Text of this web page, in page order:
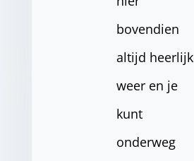
bovendien
altijd heerlijk
weer en je
kunt
onderweg